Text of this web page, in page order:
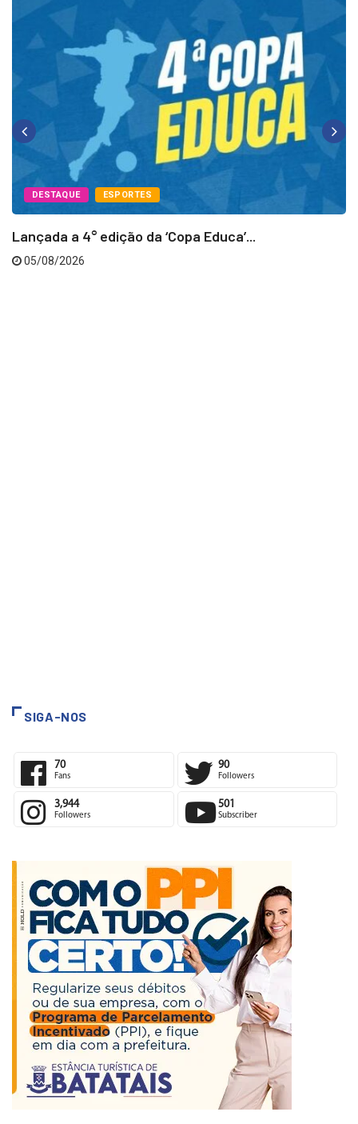
DESTAQUE ESPORTES
Lançada a 4° edição da ‘Copa Educa’...
05/08/2026
SIGA-NOS
70 90
3,944 501